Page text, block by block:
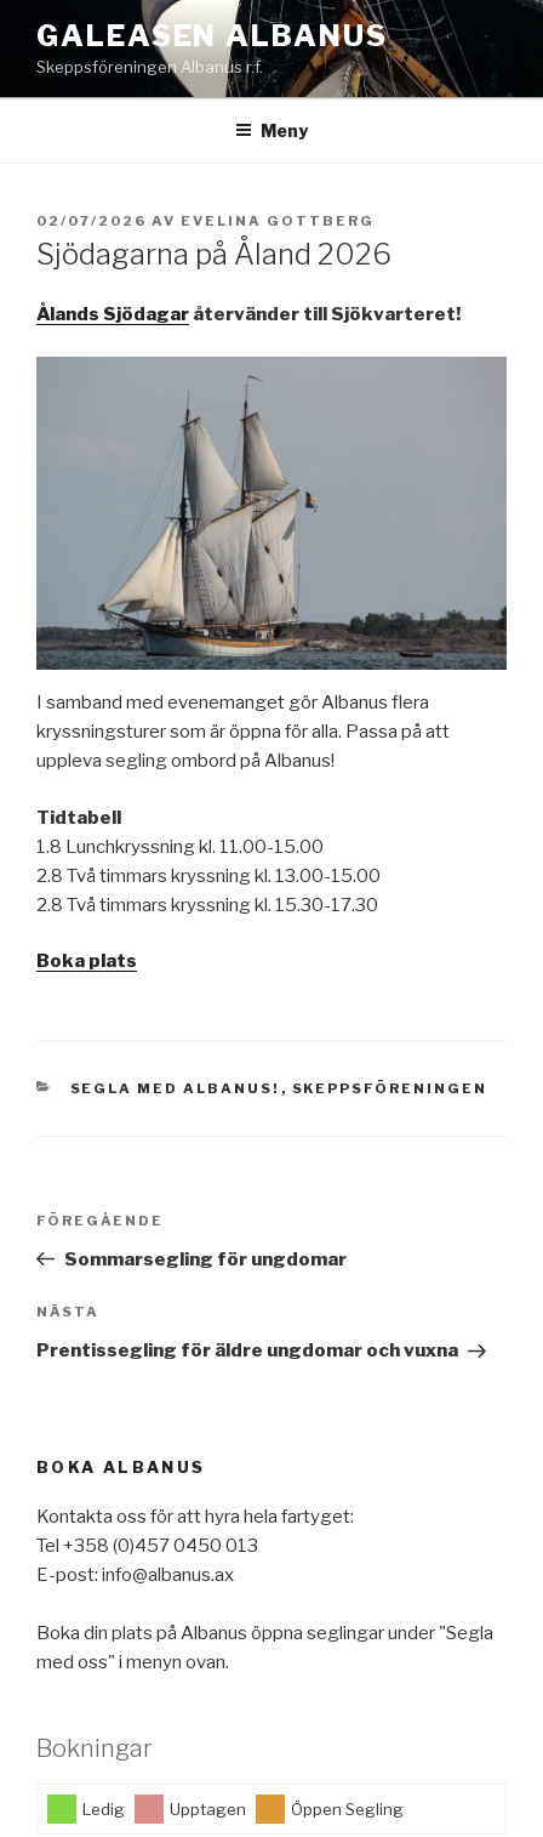
innehåll
GALEASEN ALBANUS
Skeppsföreningen Albanus r.f.
Meny
PUBLICERAT
02/07/2026 AV EVELINA GOTTBERG
Sjödagarna på Åland 2026
Ålands Sjödagar återvänder till Sjökvarteret!
I samband med evenemanget gör Albanus flera
kryssningsturer som är öppna för alla. Passa på att
uppleva segling ombord på Albanus!
Tidtabell
1.8 Lunchkryssning kl. 11.00-15.00
2.8 Två timmars kryssning kl. 13.00-15.00
2.8 Två timmars kryssning kl. 15.30-17.30
Boka plats
KATEGORIER
SEGLA MED ALBANUS! , SKEPPSFÖRENINGEN
Inläggsnavigering
Föregående
inlägg
FÖREGÅENDE
Sommarsegling för ungdomar
Nästa
inlägg
NÄSTA
Prentissegling för äldre ungdomar och vuxna
BOKA ALBANUS
Kontakta oss för att hyra hela fartyget:
Tel +358 (0)457 0450 013
E-post: info@albanus.ax
Boka din plats på Albanus öppna seglingar under "Segla
med oss" i menyn ovan.
Bokningar
Ledig Upptagen Öppen Segling